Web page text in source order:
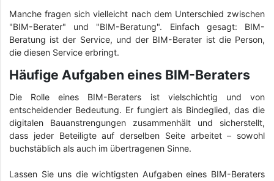
Manche fragen sich vielleicht nach dem Unterschied zwischen
"BIM-Berater" und "BIM-Beratung". Einfach gesagt: BIM-
Beratung ist der Service, und der BIM-Berater ist die Person,
die diesen Service erbringt.
Häufige Aufgaben eines BIM-Beraters
Die Rolle eines BIM-Beraters ist vielschichtig und von
entscheidender Bedeutung. Er fungiert als Bindeglied, das die
digitalen Bauanstrengungen zusammenhält und sicherstellt,
dass jeder Beteiligte auf derselben Seite arbeitet – sowohl
buchstäblich als auch im übertragenen Sinne.
Lassen Sie uns die wichtigsten Aufgaben eines BIM-Beraters